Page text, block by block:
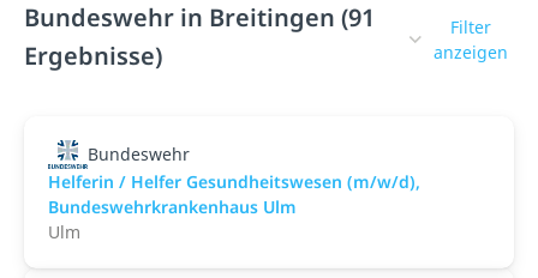
Bundeswehr in Breitingen (91
Ergebnisse)
Filter
anzeigen
Bundeswehr
Helferin / Helfer Gesundheitswesen (m/w/d),
Bundeswehrkrankenhaus Ulm
Ulm